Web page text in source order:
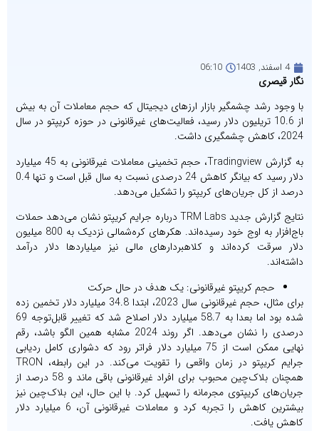
4 اسفند, 1403 06:10
نگار قیصری
با وجود رشد چشمگیر بازار ارزهای دیجیتال که حجم معاملات آن به بیش
از 10.6 تریلیون دلار رسید، فعالیت‌های غیرقانونی در حوزه کریپتو در سال
2024، کاهش چشمگیری داشت.
به گزارش Tradingview، حجم تخمینی معاملات غیرقانونی به 45 میلیارد
دلار رسید که بیانگر کاهش 24 درصدی نسبت به سال قبل است و تنها 0.4
درصد از کل جریان‌های کریپتو را تشکیل می‌دهد.
نتایج گزارش جدید TRM Labs درباره جرایم کریپتو نشان می‌دهد حملات
باج‌افزار به اوج خود رسید‌ه‌اند. هکرهای کره‌شمالی نزدیک به 800 میلیون
دلار سرقت کرده‌اند و کلاهبردارهای مالی نیز میلیاردها دلار درآمد
داشته‌اند.
حجم کریپتو غیرقانونی: یک هدف در حال حرکت
برای مثال، حجم غیرقانونی سال 2023، ابتدا 34.8 میلیارد دلار تخمین زده
شده بود اما بعدا به 58.7 میلیارد دلار اصلاح شد که تغییر قابل‌توجه 69
درصدی را نشان می‌دهد. اگر روند 2024 مشابه همین الگو باشد، رقم
نهایی ممکن است از 75 میلیارد دلار فراتر رود که دشواری کامل ردیابی
جرایم کریپتو در زمان واقعی را تقویت می‌کند. در این رابطه، TRON
همچنان بلاک‌چین محبوب برای افراد غیرقانونی باقی ماند و 58 درصد از
جریان‌های کریپتوی مجرمانه را تسهیل کرد. با این حال، این بلاک‌چین نیز
بیشترین کاهش را تجربه کرد و معاملات غیرقانونی آن، 6 میلیارد دلار
کاهش یافت.